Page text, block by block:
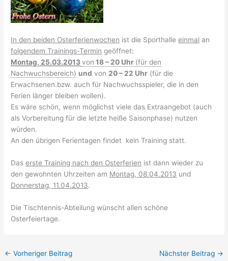
In den beiden Osterferienwochen ist die Sporthalleeinmal an
folgendem Trainings-Termin geöffnet:
Montag, 25.03.2013von 18 – 20 Uhr (für den
Nachwuchsbereich) und von 20 – 22 Uhr (für die
Erwachsenen.bzw. auch für Nachwuchsspieler, die in den
Ferien länger bleiben wollen).
Es wäre schön, wenn möglichst viele das Extraangebot (auch
als Vorbereitung für die letzte heiße Saisonphase) nutzen
würden.
An den übrigen Ferientagen findet kein Training statt.
Daserste Training nach den Osterferien ist dann wieder zu
den gewohnten Uhrzeiten am Montag, 08.04.2013 und
Donnerstag, 11.04.2013.
Die Tischtennis-Abteilung wünscht allen schöne
Osterfeiertage.
← Vorheriger Beitrag Nächster Beitrag →